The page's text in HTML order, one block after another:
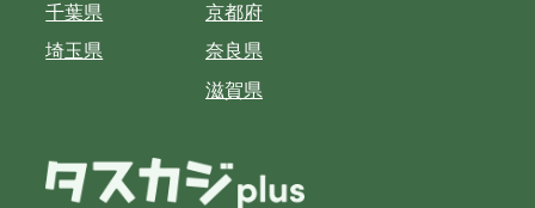
千葉県
埼玉県
京都府
奈良県
滋賀県